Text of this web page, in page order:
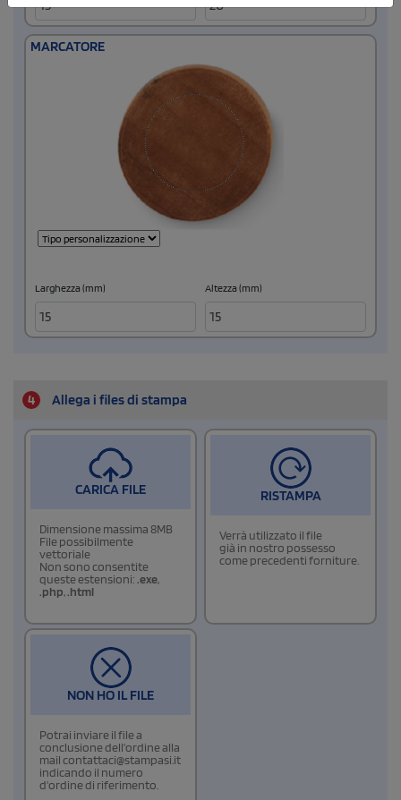
MARCATORE
Larghezza (mm) Altezza (mm)
4 Allega i files di stampa
CARICA FILE
Dimensione massima 8MB
File possibilmente
vettoriale
Non sono consentite
queste estensioni: .exe,
.php,.html
RISTAMPA
Verrà utilizzato il file
già in nostro possesso
come precedenti forniture.
NON HO IL FILE
Potrai inviare il file a
conclusione dell'ordine alla
mail contattaci@stampasi.it
indicando il numero
d'ordine di riferimento.